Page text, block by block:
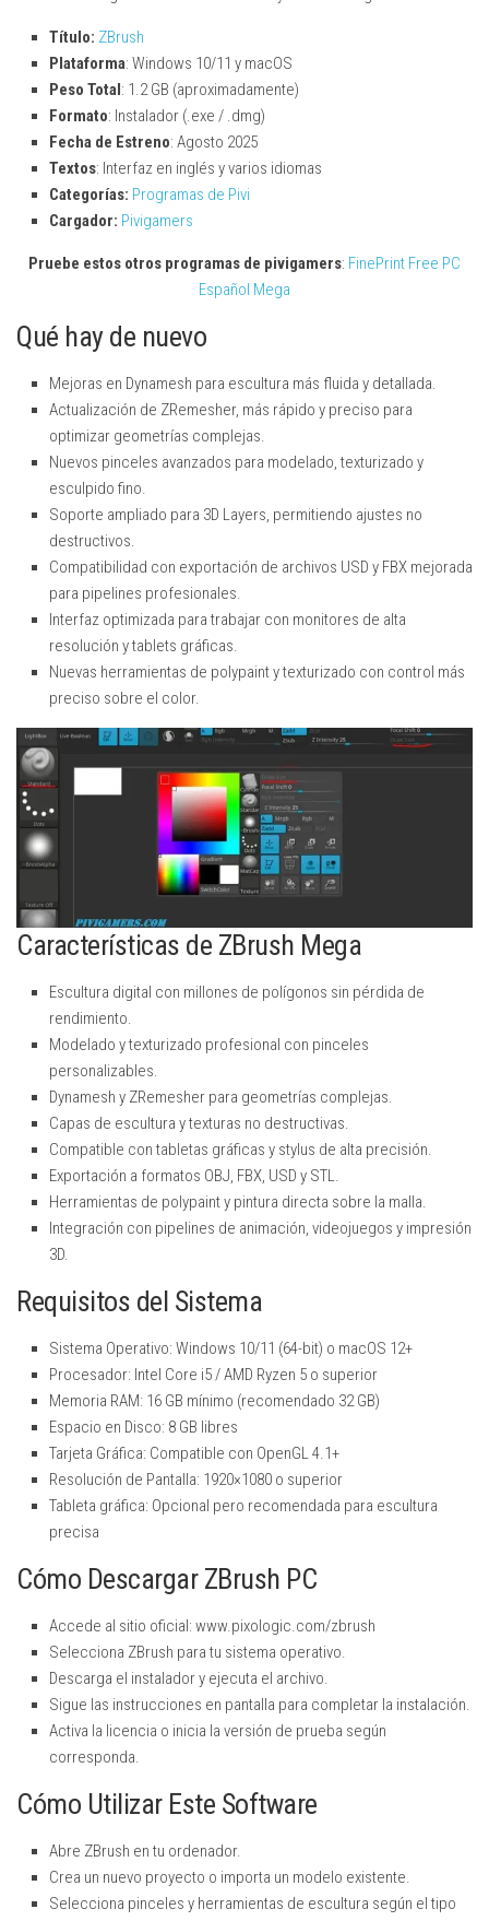
Título: ZBrush
Plataforma: Windows 10/11 y macOS
Peso Total: 1.2 GB (aproximadamente)
Formato: Instalador (.exe / .dmg)
Fecha de Estreno: Agosto 2025
Textos: Interfaz en inglés y varios idiomas
Categorías: Programas de Pivi
Cargador: Pivigamers
Pruebe estos otros programas de pivigamers: FinePrint Free PC
Español Mega
Qué hay de nuevo
Mejoras en Dynamesh para escultura más fluida y detallada.
Actualización de ZRemesher, más rápido y preciso para
optimizar geometrías complejas.
Nuevos pinceles avanzados para modelado, texturizado y
esculpido fino.
Soporte ampliado para 3D Layers, permitiendo ajustes no
destructivos.
Compatibilidad con exportación de archivos USD y FBX mejorada
para pipelines profesionales.
Interfaz optimizada para trabajar con monitores de alta
resolución y tablets gráficas.
Nuevas herramientas de polypaint y texturizado con control más
preciso sobre el color.
Características de ZBrush Mega
Escultura digital con millones de polígonos sin pérdida de
rendimiento.
Modelado y texturizado profesional con pinceles
personalizables.
Dynamesh y ZRemesher para geometrías complejas.
Capas de escultura y texturas no destructivas.
Compatible con tabletas gráficas y stylus de alta precisión.
Exportación a formatos OBJ, FBX, USD y STL.
Herramientas de polypaint y pintura directa sobre la malla.
Integración con pipelines de animación, videojuegos y impresión
3D.
Requisitos del Sistema
Sistema Operativo: Windows 10/11 (64-bit) o macOS 12+
Procesador: Intel Core i5 / AMD Ryzen 5 o superior
Memoria RAM: 16 GB mínimo (recomendado 32 GB)
Espacio en Disco: 8 GB libres
Tarjeta Gráfica: Compatible con OpenGL 4.1+
Resolución de Pantalla: 1920×1080 o superior
Tableta gráfica: Opcional pero recomendada para escultura
precisa
Cómo Descargar ZBrush PC
Accede al sitio oficial: www.pixologic.com/zbrush
Selecciona ZBrush para tu sistema operativo.
Descarga el instalador y ejecuta el archivo.
Sigue las instrucciones en pantalla para completar la instalación.
Activa la licencia o inicia la versión de prueba según
corresponda.
Cómo Utilizar Este Software
Abre ZBrush en tu ordenador.
Crea un nuevo proyecto o importa un modelo existente.
Selecciona pinceles y herramientas de escultura según el tipo